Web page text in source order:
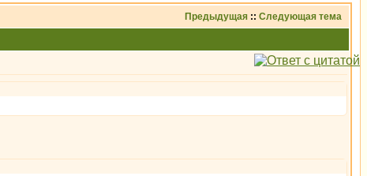
Предыдущая :: Следующая тема